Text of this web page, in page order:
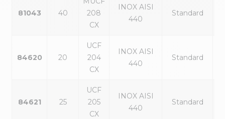
81043 40
208
CX
INOX AISI
440
Standard
84620 20
UCF
204
CX
INOX AISI
440
Standard
84621 25
UCF
205
CX
INOX AISI
440
Standard